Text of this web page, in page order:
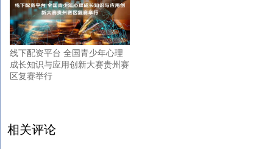
线下配资平台 全国青少年心理
成长知识与应用创新大赛贵州赛
区复赛举行
相关评论